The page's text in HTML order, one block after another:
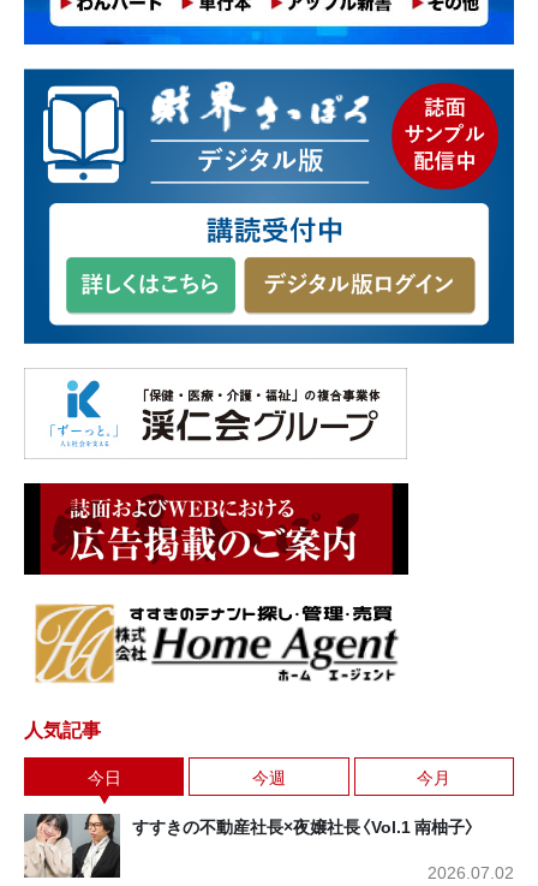
人気記事
今日 今週 今月
すすきの不動産社長×夜嬢社長〈Vol.1 南柚子〉
2026.07.02